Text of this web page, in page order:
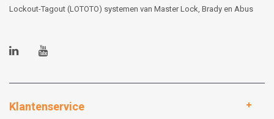
Lockout-Tagout (LOTOTO) systemen van Master Lock, Brady en Abus
Klantenservice